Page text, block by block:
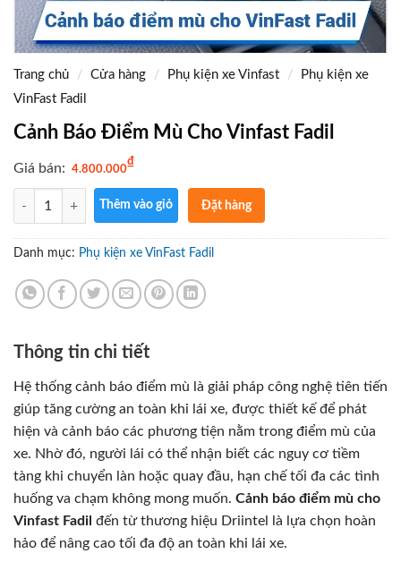
Trang chủ / Cửa hàng / Phụ kiện xe Vinfast /
Phụ kiện xe
VinFast Fadil
Cảnh Báo Điểm Mù Cho Vinfast Fadil
Giá bán: 4.800.000
₫
Số lượng
Thêm vào giỏ
Đặt hàng
Gọi điện
Danh mục: Phụ kiện xe VinFast Fadil
Thông tin chi tiết
Hệ thống cảnh báo điểm mù là giải pháp công nghệ tiên tiến
giúp tăng cường an toàn khi lái xe, được thiết kế để phát
hiện và cảnh báo các phương tiện nằm trong điểm mù của
xe. Nhờ đó, người lái có thể nhận biết các nguy cơ tiềm
tàng khi chuyển làn hoặc quay đầu, hạn chế tối đa các tình
huống va chạm không mong muốn. Cảnh báo điểm mù cho
Vinfast Fadil đến từ thương hiệu Driintel là lựa chọn hoàn
hảo để nâng cao tối đa độ an toàn khi lái xe.